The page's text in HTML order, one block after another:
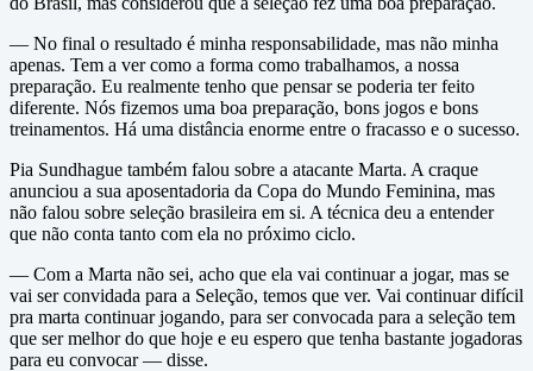
— No final o resultado é minha responsabilidade, mas não minha
apenas. Tem a ver como a forma como trabalhamos, a nossa
preparação. Eu realmente tenho que pensar se poderia ter feito
diferente. Nós fizemos uma boa preparação, bons jogos e bons
treinamentos. Há uma distância enorme entre o fracasso e o sucesso.
Pia Sundhague também falou sobre a atacante Marta. A craque
anunciou a sua aposentadoria da Copa do Mundo Feminina, mas
não falou sobre seleção brasileira em si. A técnica deu a entender
que não conta tanto com ela no próximo ciclo.
— Com a Marta não sei, acho que ela vai continuar a jogar, mas se
vai ser convidada para a Seleção, temos que ver. Vai continuar difícil
pra marta continuar jogando, para ser convocada para a seleção tem
que ser melhor do que hoje e eu espero que tenha bastante jogadoras
para eu convocar — disse.